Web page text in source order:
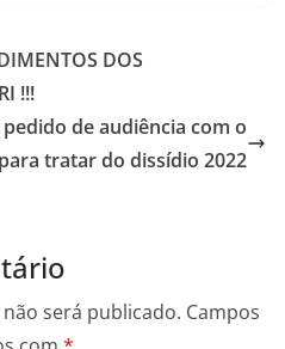
DOS
!!!
de audiência com o
tratar do dissídio 2022
será publicado. Campos